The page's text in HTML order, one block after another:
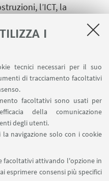
I
tecnici necessari per il suo
di tracciamento facoltativi
facoltativi sono usati per
della comunicazione
degli utenti.
navigazione solo con i cookie
facoltativi attivando l'opzione in
esprimere consensi più specifici
l’ICT, la
saranno presentati
di innovazione. Tra i
Mater, i
POR
partecipati
lo stand D21,
inoltre, scoprire
di Ricerca